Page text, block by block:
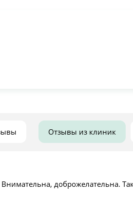
Отзывы из клиник
доброжелательна.